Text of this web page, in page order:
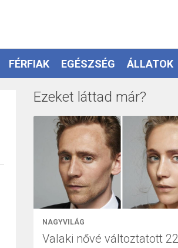
FÉRFIAK EGÉSZSÉG ÁLLATOK
Ezeket láttad már?
NAGYVILÁG
Valaki nővé változtatott 22